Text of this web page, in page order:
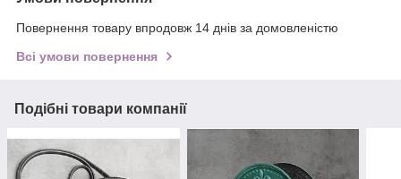
Повернення товару впродовж 14 днів за домовленістю
Всі умови повернення
Подібні товари компанії